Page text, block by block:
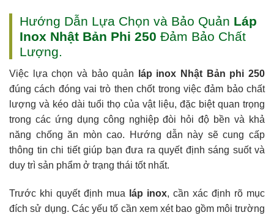
Hướng Dẫn Lựa Chọn và Bảo Quản Láp
Inox Nhật Bản Phi 250 Đảm Bảo Chất
Lượng.
Việc lựa chọn và bảo quản
láp inox Nhật Bản phi 250
đúng cách đóng vai trò then chốt trong việc đảm bảo chất
lượng và kéo dài tuổi thọ của vật liệu, đặc biệt quan trọng
trong các ứng dụng công nghiệp đòi hỏi độ bền và khả
năng chống ăn mòn cao. Hướng dẫn này sẽ cung cấp
thông tin chi tiết giúp bạn đưa ra quyết định sáng suốt và
duy trì sản phẩm ở trạng thái tốt nhất.
Trước khi quyết định mua láp inox, cần xác định rõ mục
đích sử dụng. Các yếu tố cần xem xét bao gồm môi trường